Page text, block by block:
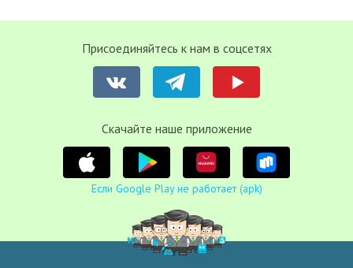
Присоединяйтесь к нам в соцсетях
Cкачайте наше приложение
Если Google Play не работает (apk)